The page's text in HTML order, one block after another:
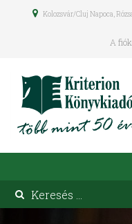
Kolozsvár/Cluj Napoca,
A